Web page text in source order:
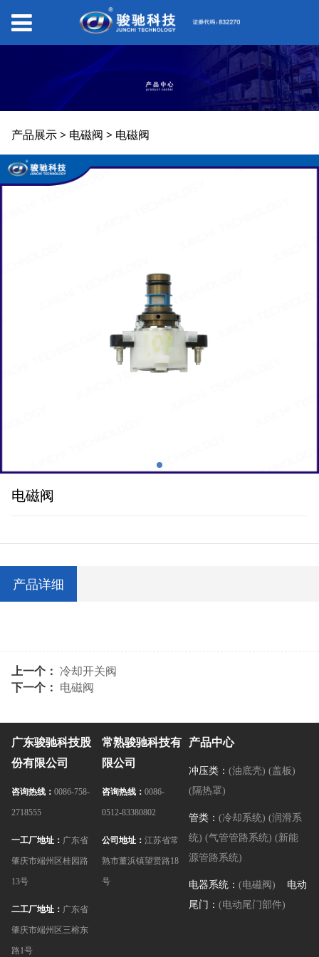
电磁阀
产品展示> 电磁阀 > 电磁阀
电磁阀
产品详细
上一个： 冷却开关阀
下一个： 电磁阀
广东骏驰科技股
份有限公司
咨询热线： 0086-758-
2718555
一工厂地址： 广东省
肇庆市端州区桂园路
13号
二工厂地址： 广东省
肇庆市端州区三榕东
路1号
常熟骏驰科技有
限公司
咨询热线： 0086-
0512-83380802
公司地址： 江苏省常
熟市董浜镇望贤路18
号
产品中心
冲压类： (油底壳) (盖板)
(隔热罩)
管类： (冷却系统) (润滑系
统) (气管管路系统) (新能
源管路系统)
电器系统： (电磁阀) 电动
尾门： (电动尾门部件)